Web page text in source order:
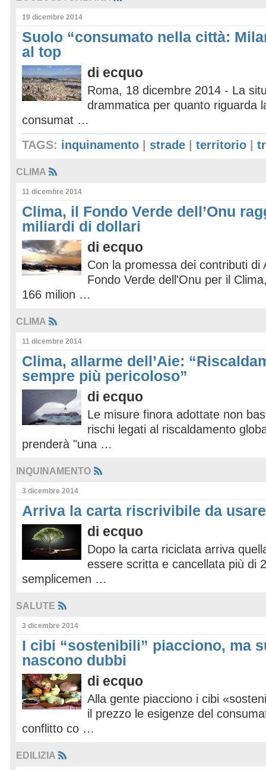
19 dicembre 2014
Suolo “consumato nella città:
al top
di ecquo
Roma, 18 dicembre 2014 - La
drammatica per quanto riguarda
consumat …
TAGS: inquinamento strade territorio
CLIMA
11 dicembre 2014
Clima, il Fondo Verde dell’Onu
miliardi di dollari
di ecquo
Con la promessa dei contributi di
Fondo Verde dell'Onu per il
166 milion …
CLIMA
11 dicembre 2014
Clima, allarme dell’Aie:
sempre più pericoloso”
di ecquo
Le misure finora adottate non
rischi legati al riscaldamento
prenderà "una …
INQUINAMENTO
3 dicembre 2014
Arriva la carta riscrivibile da
di ecquo
Dopo la carta riciclata arriva
essere scritta e cancellata più di
semplicemen …
SALUTE
3 dicembre 2014
I cibi “sostenibili” piacciono, ma
nascono dubbi
di ecquo
Alla gente piacciono i cibi
il prezzo le esigenze del
conflitto co …
EDILIZIA